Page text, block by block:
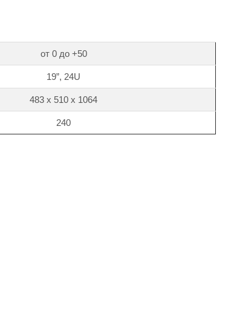
от 0 до +50
19”, 24U
483 х 510 х 1064
240